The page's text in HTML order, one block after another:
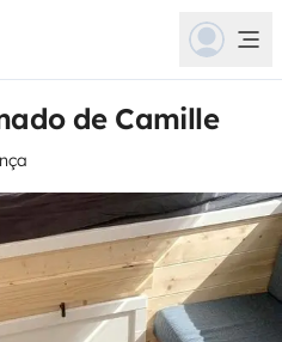
de Camille